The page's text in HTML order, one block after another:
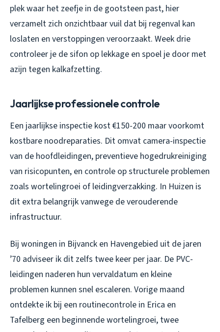
plek waar het zeefje in de gootsteen past, hier
verzamelt zich onzichtbaar vuil dat bij regenval kan
loslaten en verstoppingen veroorzaakt. Week drie
controleer je de sifon op lekkage en spoel je door met
azijn tegen kalkafzetting.
Jaarlijkse professionele controle
Een jaarlijkse inspectie kost €150-200 maar voorkomt
kostbare noodreparaties. Dit omvat camera-inspectie
van de hoofdleidingen, preventieve hogedrukreiniging
van risicopunten, en controle op structurele problemen
zoals wortelingroei of leidingverzakking. In Huizen is
dit extra belangrijk vanwege de verouderende
infrastructuur.
Bij woningen in Bijvanck en Havengebied uit de jaren
’70 adviseer ik dit zelfs twee keer per jaar. De PVC-
leidingen naderen hun vervaldatum en kleine
problemen kunnen snel escaleren. Vorige maand
ontdekte ik bij een routinecontrole in Erica en
Tafelberg een beginnende wortelingroei, twee